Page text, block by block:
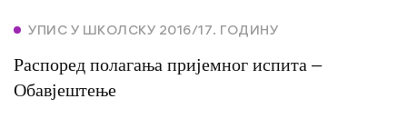
УПИС У ШКОЛСКУ 2016/17. ГОДИНУ
Распоред полагања пријемног испита –
Обавјештење